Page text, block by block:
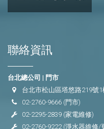
聯絡資訊
台北總公司 | 門市
台北市松山區塔悠路219號1
02-2760-9666 (門市)
02-2295-2839 (家電維修)
02-2760-9222 (淨水器維修/